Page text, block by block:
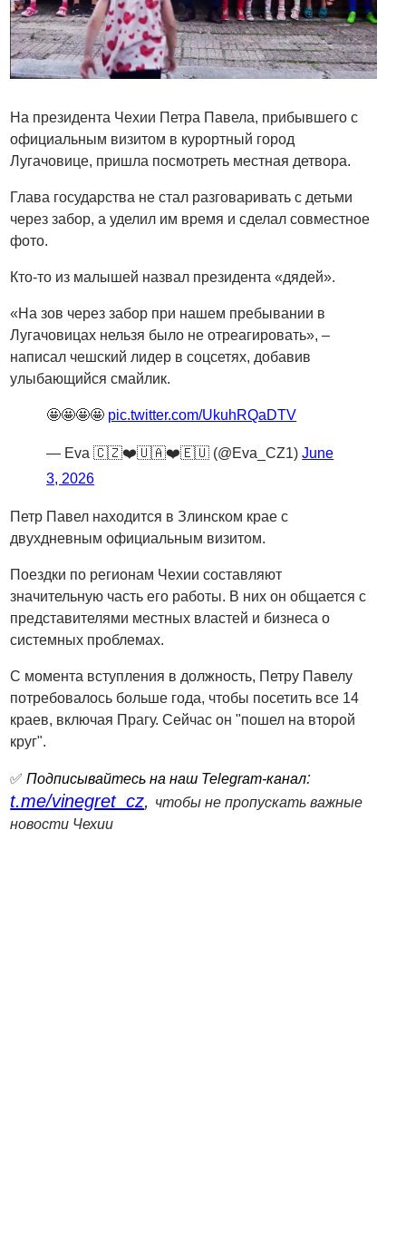
На президента Чехии Петра Павела, прибывшего с
официальным визитом в курортный город
Лугачовице, пришла посмотреть местная детвора.
Глава государства не стал разговаривать с детьми
через забор, а уделил им время и сделал совместное
фото.
Кто-то из малышей назвал президента «дядей».
«На зов через забор при нашем пребывании в
Лугачовицах нельзя было не отреагировать», –
написал чешский лидер в соцсетях, добавив
улыбающийся смайлик.
🤩🤩🤩🤩 pic.twitter.com/UkuhRQaDTV
— Eva 🇨🇿❤️🇺🇦❤️🇪🇺 (@Eva_CZ1)June
3, 2026
Петр Павел находится в Злинском крае с
двухдневным официальным визитом.
Поездки по регионам Чехии составляют
значительную часть его работы. В них он общается с
представителями местных властей и бизнеса о
системных проблемах.
С момента вступления в должность, Петру Павелу
потребовалось больше года, чтобы посетить все 14
краев, включая Прагу. Сейчас он "пошел на второй
круг".
✅Подписывайтесь на наш Telegram-канал:
t.me/vinegret_cz, чтобы не пропускать важные
новости Чехии